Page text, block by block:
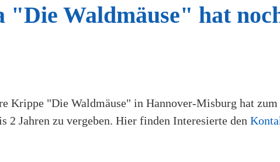
"Die Waldmäuse" hat
Krippe "Die Waldmäuse" in Hannover-Misburg hat
2 Jahren zu vergeben. Hier finden Interesierte den